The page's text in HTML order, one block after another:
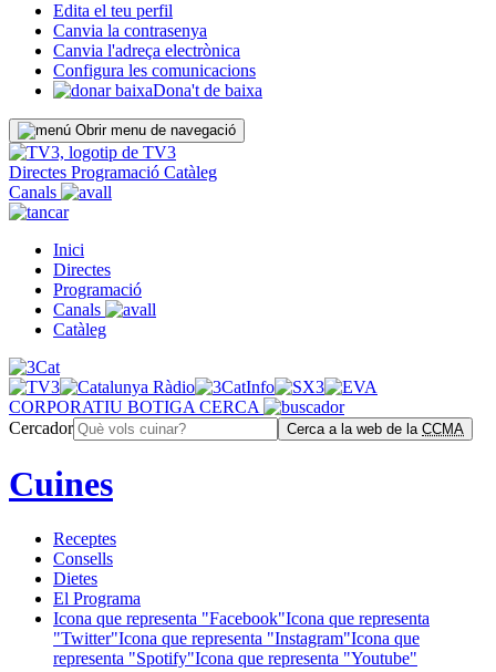
Edita el teu perfil
Canvia la contrasenya
Canvia l'adreça electrònica
Configura les comunicacions
Dona't de baixa
Obrir menu de navegació
Directes Programació Catàleg
Canals
Inici
Directes
Programació
Canals
Catàleg
CORPORATIU BOTIGA CERCA
Cercador
Cerca a la web de la CCMA
Cuines
Receptes
Consells
Dietes
El Programa
Icona que representa "Facebook"Icona que representa
"Twitter"Icona que representa "Instagram"Icona que
representa "Spotify"Icona que representa "Youtube"